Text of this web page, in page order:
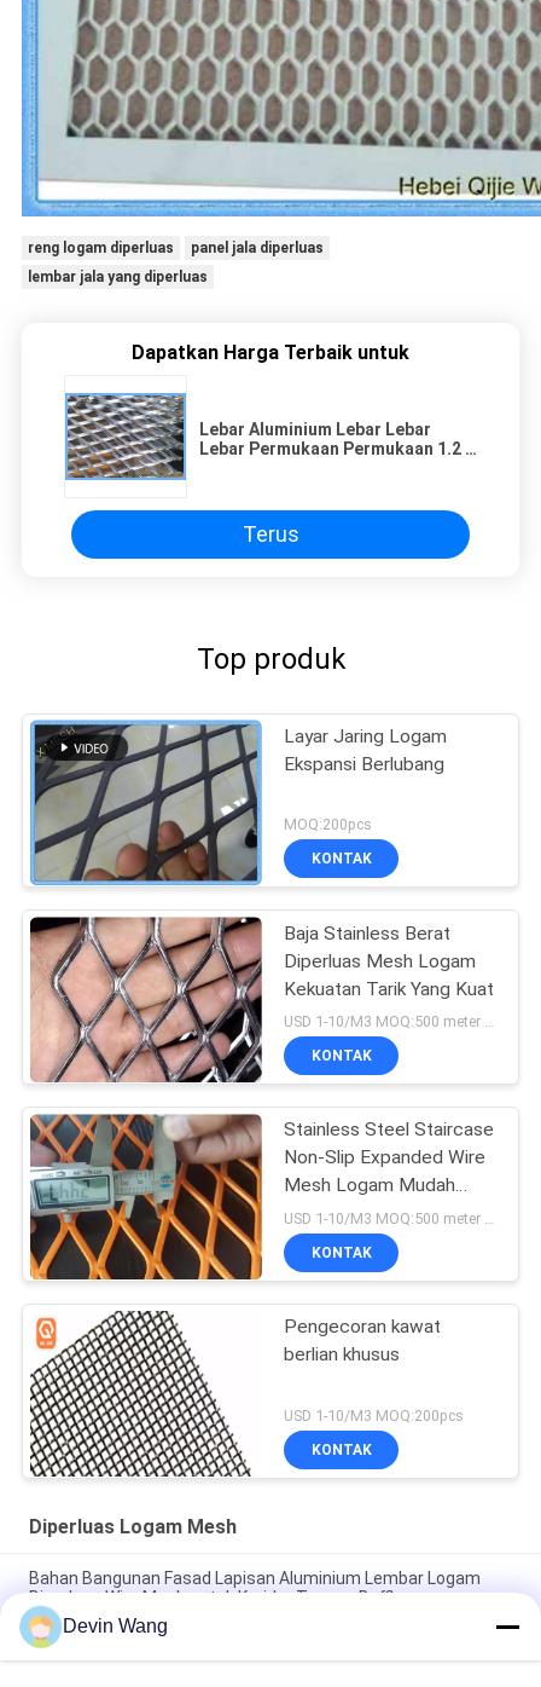
reng logam diperluas
panel jala diperluas
lembar jala yang diperluas
Dapatkan Harga Terbaik untuk
Lebar Aluminium Lebar Lebar
Lebar Permukaan Permukaan 1.2 X
Terus
Top produk
Layar Jaring Logam
Ekspansi Berlubang
MOQ:200pcs
KONTAK
Baja Stainless Berat
Diperluas Mesh Logam
Kekuatan Tarik Yang Kuat
USD 1-10/M3 MOQ:500 meter persegi
KONTAK
Stainless Steel Staircase
Non-Slip Expanded Wire
Mesh Logam Mudah
Untuk Menginstal
KONTAK
Pengecoran kawat
berlian khusus
USD 1-10/M3 MOQ:200pcs
KONTAK
Diperluas Logam Mesh
Bahan Bangunan Fasad Lapisan Aluminium Lembar Logam
Diperluas Wire Mesh untuk Koridor Tangga Baffle
Pelindung Sinyal Magnetik Grounding Metal Mesh Tembaga
Wire Mesh Diperluas
Devin Wang